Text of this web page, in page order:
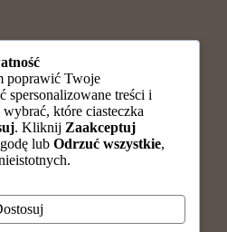
poprawić Twoje
spersonalizowane treści i
które ciasteczka
. Kliknij Zaakceptuj
lub Odrzuć wszystkie,